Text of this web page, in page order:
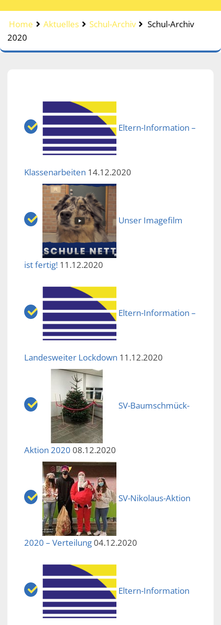
Home Aktuelles Schul-Archiv
Schul-Archiv
2020
Eltern-Information –
Klassenarbeiten 14.12.2020
Unser Imagefilm
ist fertig! 11.12.2020
Eltern-Information –
Landesweiter Lockdown 11.12.2020
SV-Baumschmück-
Aktion 2020 08.12.2020
SV-Nikolaus-Aktion
2020 – Verteilung 04.12.2020
Eltern-Information